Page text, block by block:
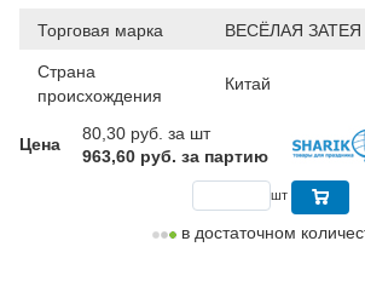
Торговая марка ВЕСЁЛАЯ ЗАТЕЯ
Страна
происхождения
Китай
Цена
80,30 руб. за шт
963,60 руб. за партию
шт
в достаточном